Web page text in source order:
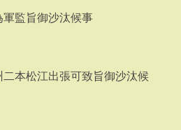
監旨御沙汰候事
本松江出張可致旨御沙汰候